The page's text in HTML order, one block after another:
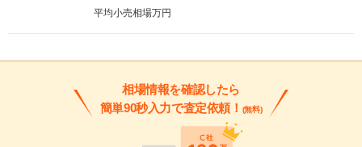
平均小売相場万円
相場情報を確認したら
簡単90秒入力で査定依頼！ (無料)